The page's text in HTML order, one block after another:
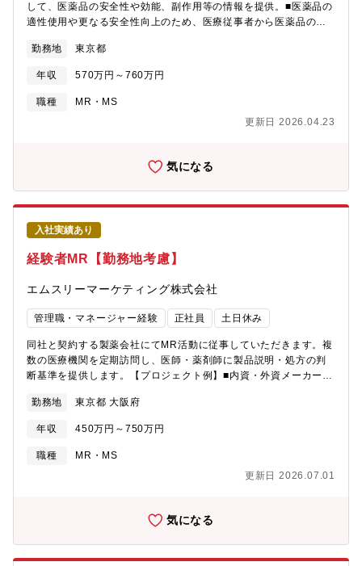
して、医薬品の安全性や効能、副作用等の情報を提供。■医薬品の
適性使用や更なる安全性向上のため、医療従事者から医薬品の情
外資系大手製薬メーカーや海外大手の日本スタートアップなど多
彩【当社の魅力】■業界リーディングカンパニーとしてオンコロジ
ー・免疫・神経系など、スペシャリティ領域のプロジェクト数も
豊富■製薬メーカー出身でMR育成のスペシャリストを揃え、専門
とした専門領域講師陣による研修制度が充実・APS
プログラムあり）・APS STUDY PLUS for MR、医療経営士の資
格取得支援等のビジネスコース（医療業界の知識習得也最新情報
のアップデート）・APS SKILL CAMP（MRとして必要なスキル
の習得）■将来的にクオール薬局を始めとしたクオールホールディ
ングス全体での活躍も視野に入れたキャリア形成が可能です。
勤務地 東京都
年収 570万円～760万円
職種
MR・MS
更新日 2026.04.23
気になる
入社実績あり
経験者MR【勤務地考慮】
エムスリーマーケティング株式会社
管理職・マネージャー経験 正社員 土日休み
同社と契約する製薬会社にてMR活動に従事していただきます。複
数の医療機関を定期訪問し、医師・薬剤師に製品説明・処方の判
断基準を提供します。【プロジェクト例】■内資・外資メーカー■
オンコロジー、CNS、オーファンなど…※未経験でスペシャリテ
ィー領域にチャレンジできるプロジェクトも用意。※ご経験・キ
ャリア・適正に合わせてご案内致します。【同社の魅力】★借上
げ社宅（8割負担）・日当・MR手当等の手当が充実しており、福
強みを持つ企業で、契約社員の方でも複数プロジェクトをお任せ
m3.comのリソースを活かして、MR案件も増加中。
勤務地 東京都 大阪府
年収 450万円～750万円
職種
MR・MS
更新日 2026.07.01
気になる